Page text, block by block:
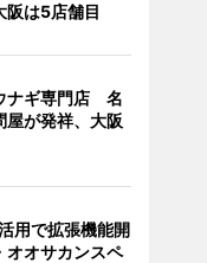
阪は5店舗目
ナギ専門店 名
屋が発祥、大阪
用で拡張機能開
オサカンスペ